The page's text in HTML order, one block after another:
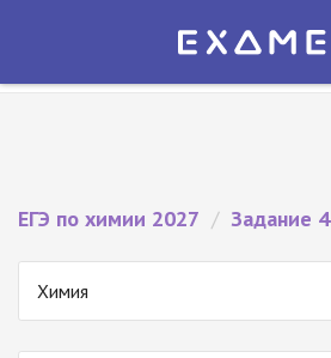
Экзамер — ЕГЭ 2027
ЕГЭ по химии 2027 / Задание 4
Химия